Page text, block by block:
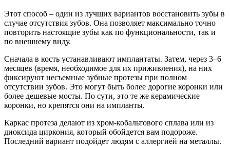
Этот способ – один из лучших вариантов восстановить зубы в
случае отсутствия зубов. Она позволяет максимально точно
повторить настоящие зубы как по функциональности, так и
по внешнему виду.
Сначала в кость устанавливают имплантаты. Затем, через 3–6
месяцев (время, необходимое для их приживления), на них
фиксируют несъемные зубные протезы при полном
отсутствии зубов. Это могут быть более дорогие коронки или
более дешевые мосты. По сути, это те же керамические
коронки, но крепятся они на импланты.
Каркас протеза делают из хром-кобальтового сплава или из
диоксида циркония, который обойдется вам подороже.
Последний вариант подойдет людям с аллергией на металлы.